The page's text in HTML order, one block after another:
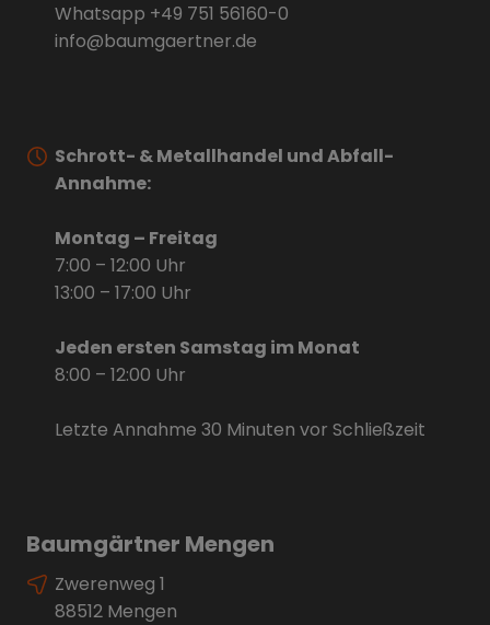
Whatsapp +49 751 56160-0
info@baumgaertner.de
Schrott- & Metallhandel und Abfall-
Annahme:
Montag – Freitag
7:00 – 12:00 Uhr
13:00 – 17:00 Uhr
Jeden ersten Samstag im Monat
8:00 – 12:00 Uhr
Letzte Annahme 30 Minuten vor Schließzeit
Baumgärtner Mengen
Zwerenweg 1
88512 Mengen